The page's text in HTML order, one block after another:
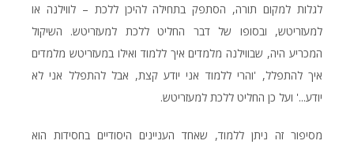
לגלות למקום תורה, הסתפק בתחילה להיכן ללכת – לווילנה או
למעזריטש, ובסופו של דבר החליט ללכת למעזריטש. השיקול
המכריע היה, שבווילנה מלמדים איך ללמוד ואילו במעזריטש מלמדים
איך להתפלל, 'והרי ללמוד אני יודע קצת, אבל להתפלל אני לא
יודע...' ועל כן החליט ללכת למעזריטש.
מסיפור זה ניתן ללמוד, שאחד העניינים היסודיים בחסידות הוא